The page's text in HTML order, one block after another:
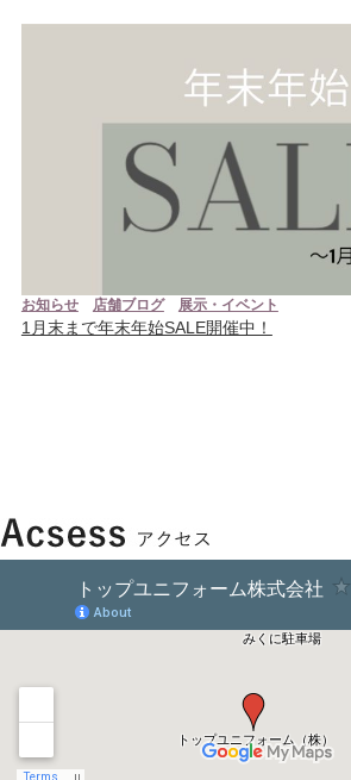
お知らせ 店舗ブログ 展示・イベント
1月末まで年末年始SALE開催中！